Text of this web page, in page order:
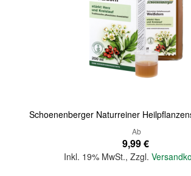
Schoenenberger Naturreiner
Ab
9,99 €
Inkl. 19% MwSt., Zzgl.